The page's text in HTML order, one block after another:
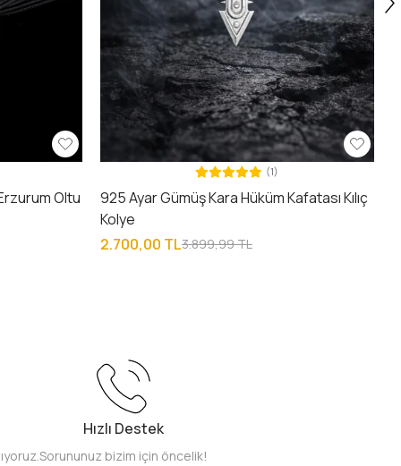
Oltu
(1)
925 Ayar Gümüş Kara Hüküm Kafatası Kılıç
Kolye
2.700,00 TL3.899,99 TL
Hızlı Destek
Sorununuz bizim için öncelik!